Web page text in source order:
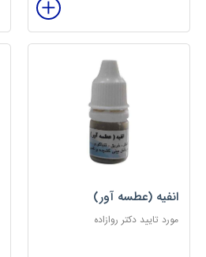
انفیه (عطسه آور)
مورد تایید دکتر روازاده